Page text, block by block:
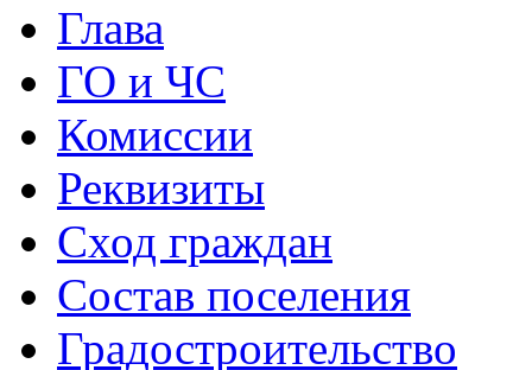
Глава
ГО и ЧС
Комиссии
Реквизиты
Сход граждан
Состав поселения
Градостроительство